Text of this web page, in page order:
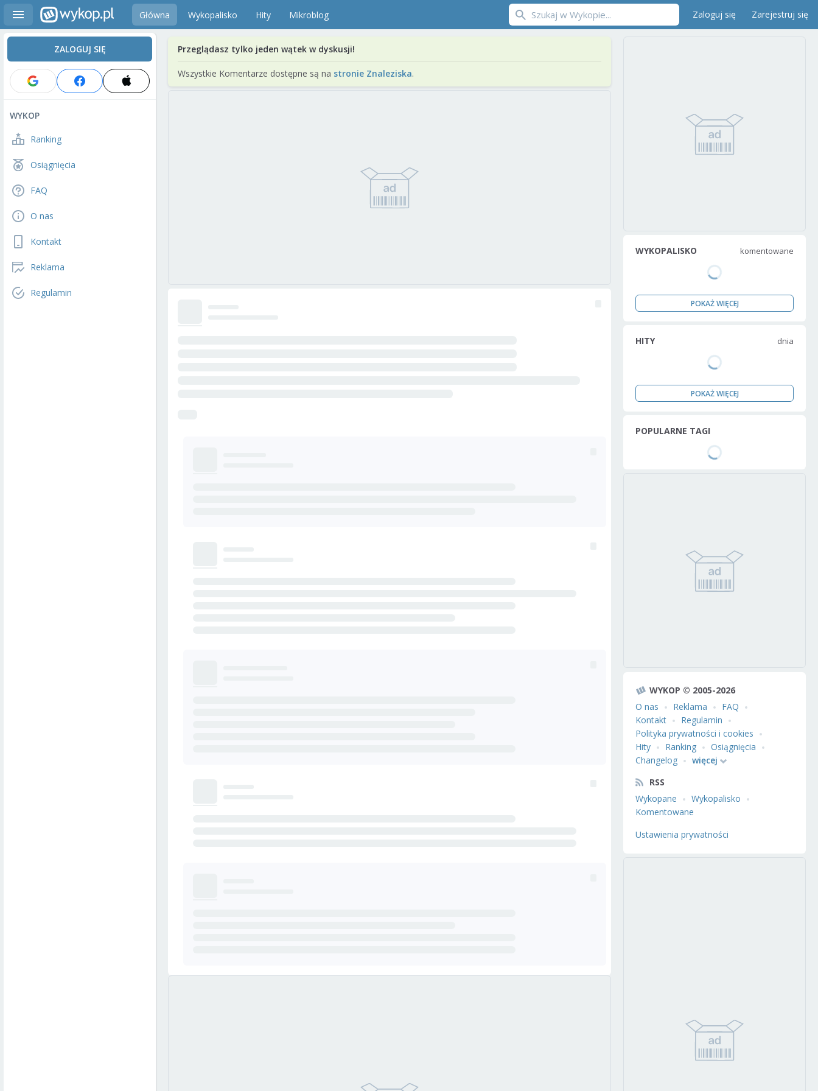
Główna Wykopalisko Hity Mikroblog Zaloguj się Zarejestruj się
ZALOGUJ SIĘ
WYKOP
Ranking
Osiągnięcia
FAQ
O nas
Kontakt
Reklama
Regulamin
Przeglądasz tylko jeden wątek w dyskusji!
Wszystkie Komentarze dostępne są na stronie Znaleziska.
WYKOPALISKO komentowane
POKAŻ WIĘCEJ
HITY dnia
POKAŻ WIĘCEJ
POPULARNE TAGI
WYKOP © 2005-2026
O nas
Reklama
FAQ
Kontakt
Regulamin
Polityka prywatności i cookies
Hity
Ranking
Osiągnięcia
Changelog
więcej
RSS
Wykopane
Wykopalisko
Komentowane
Ustawienia prywatności